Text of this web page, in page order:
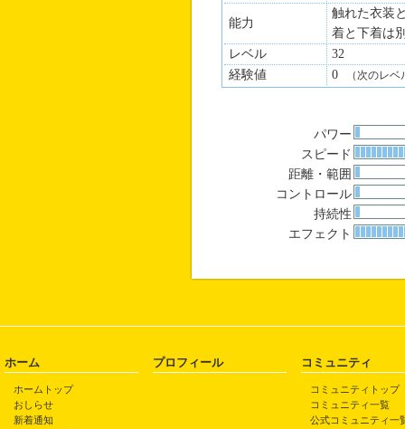
能力
触れた衣装
着と下着は
レベル
32
経験値
0 （次のレ
パワー
スピード
距離・範囲
コントロール
持続性
エフェクト
ホーム
ホームトップ
おしらせ
新着通知
プロフィール コミュニティ
コミュニティトップ
コミュニティ一覧
公式コミュニティ一